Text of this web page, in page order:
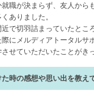
職が決まらず、友人から
ありました。
で切羽詰まっていたとこ
にメルディアトータルサ
せていただいたことがき
時の感想や思い出を教え